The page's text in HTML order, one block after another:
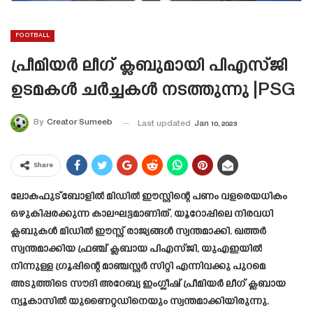
FOOTBALL
പ്രീമിയർ ലീഗ് ക്ലബുമായി പിഎസ്‌ജി
ഉടമകൾ ചർച്ചകൾ നടത്തുന്നു |PSG
By Creator Sumeeb Last updated Jan 10, 2023
Share
ലോകഫുട്ബോളിൽ മിഡിൽ ഈസ്റ്റിന്റെ പണം വളരെയധികം
ഒഴുകിപ്പരക്കുന്ന കാലഘട്ടമാണിത്. യൂറോപ്പിലെ നിരവധി
ക്ലബുകൾ മിഡിൽ ഈസ്റ്റ് രാജ്യങ്ങൾ സ്വന്തമാക്കി. ഖത്തർ
സ്വന്തമാക്കിയ ഫ്രഞ്ച് ക്ലബായ പിഎസ്‌ജി, യുഎഇയിൽ
നിന്നുള്ള ഗ്രൂപ്പിന്റെ മാഞ്ചസ്റ്റർ സിറ്റി എന്നിവക്കു പുറമെ
അടുത്തിടെ സൗദി അറേബ്യ ഇംഗ്ലീഷ് പ്രീമിയർ ലീഗ് ക്ലബായ
ന്യൂകാസിൽ യുണൈറ്റഡിനെയും സ്വന്തമാക്കിയിരുന്നു.